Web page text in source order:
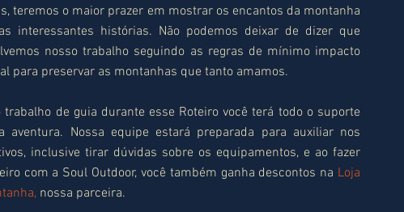
teremos o maior prazer em mostrar os encantos da montanha
interessantes histórias. Não podemos deixar de dizer que
nosso trabalho seguindo as regras de mínimo impacto
para preservar as montanhas que tanto amamos.
trabalho de guia durante esse Roteiro você terá todo o suporte
aventura. Nossa equipe estará preparada para auxiliar nos
inclusive tirar dúvidas sobre os equipamentos, e ao fazer
com a Soul Outdoor, você também ganha descontos na Loja
nossa parceira.